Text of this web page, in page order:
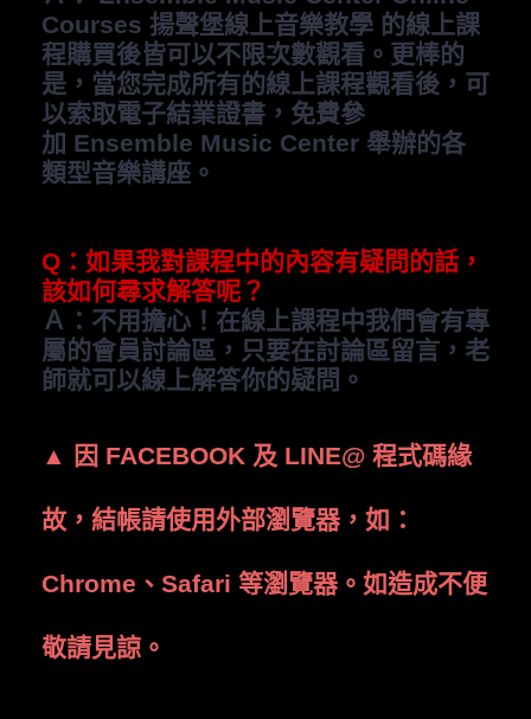
Courses 揚聲堡線上音樂教學 的線上課
程購買後皆可以不限次數觀看。 更棒的
是，當您完成所有的線上課程觀看後，可
以索取電子結業證書，免費參
加 Ensemble Music Center 舉辦的各
類型音樂講座。
Q ：如果我對課程中的內容有疑問的話，
該如何尋求解答呢？
Ａ：不用擔心！在線上課程中我們會有專
屬的會員討論區，只要在討論區留言，老
師就可以線上解答你的疑問。
▲ 因 FACEBOOK 及 LINE@ 程式碼緣
故，結帳請使用外部瀏覽器，如：
Chrome 、 Safari 等瀏覽器。如造成不便
敬請見諒。